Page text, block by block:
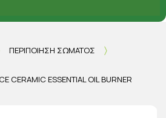
ΠΕΡΙΠΟΊΗΣΗ ΣΏΜΑΤΟΣ
CERAMIC ESSENTIAL OIL BURNER